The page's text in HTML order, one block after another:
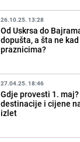
26.10.25. 13:28
Od Uskrsa do
dopušta, a šta ne
praznicima?
27.04.25. 18:46
Gdje provesti 1.
destinacije i cijene
izlet